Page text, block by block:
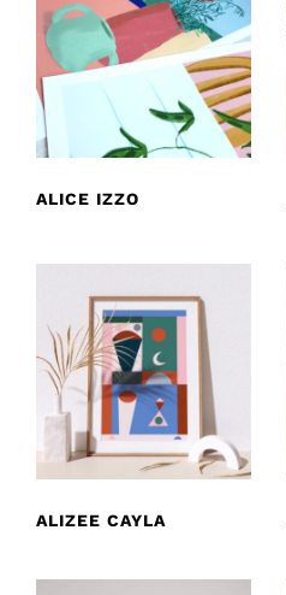
ALICE IZZO
ALIZEE CAYLA